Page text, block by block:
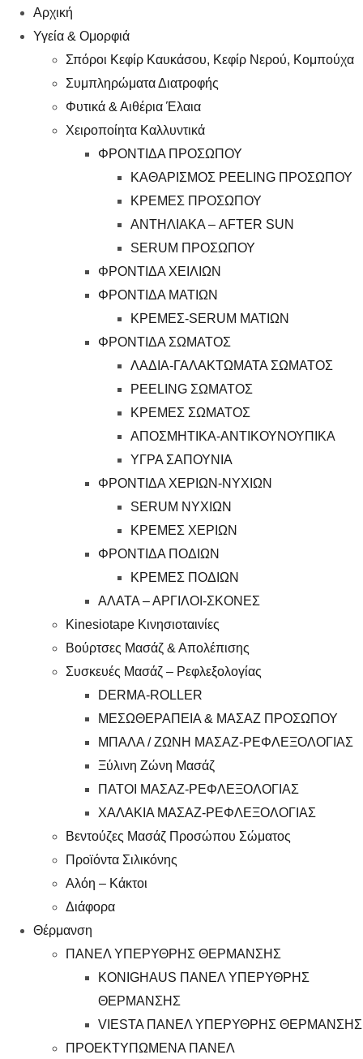
Αρχική
Υγεία & Ομορφιά
Σπόροι Κεφίρ Καυκάσου, Κεφίρ Νερού, Κομπούχα
Συμπληρώματα Διατροφής
Φυτικά & Αιθέρια Έλαια
Χειροποίητα Καλλυντικά
ΦΡΟΝΤΙΔΑ ΠΡΟΣΩΠΟΥ
ΚΑΘΑΡΙΣΜΟΣ PEELING ΠΡΟΣΩΠΟΥ
ΚΡΕΜΕΣ ΠΡΟΣΩΠΟΥ
ΑΝΤΗΛΙΑΚΑ – AFTER SUN
SERUM ΠΡΟΣΩΠΟΥ
ΦΡΟΝΤΙΔΑ ΧΕΙΛΙΩΝ
ΦΡΟΝΤΙΔΑ ΜΑΤΙΩΝ
ΚΡΕΜΕΣ-SERUM ΜΑΤΙΩΝ
ΦΡΟΝΤΙΔΑ ΣΩΜΑΤΟΣ
ΛΑΔΙΑ-ΓΑΛΑΚΤΩΜΑΤΑ ΣΩΜΑΤΟΣ
PEELING ΣΩΜΑΤΟΣ
ΚΡΕΜΕΣ ΣΩΜΑΤΟΣ
ΑΠΟΣΜΗΤΙΚΑ-ΑΝΤΙΚΟΥΝΟΥΠΙΚΑ
ΥΓΡΑ ΣΑΠΟΥΝΙΑ
ΦΡΟΝΤΙΔΑ ΧΕΡΙΩΝ-ΝΥΧΙΩΝ
SERUM ΝΥΧΙΩΝ
ΚΡΕΜΕΣ ΧΕΡΙΩΝ
ΦΡΟΝΤΙΔΑ ΠΟΔΙΩΝ
ΚΡΕΜΕΣ ΠΟΔΙΩΝ
ΑΛΑΤΑ – ΑΡΓΙΛΟΙ-ΣΚΟΝΕΣ
Kinesiotape Κινησιοταινίες
Βούρτσες Μασάζ & Απολέπισης
Συσκευές Μασάζ – Ρεφλεξολογίας
DERMA-ROLLER
ΜΕΣΩΘΕΡΑΠΕΙΑ & ΜΑΣΑΖ ΠΡΟΣΩΠΟΥ
ΜΠΑΛΑ / ΖΩΝΗ ΜΑΣΑΖ-ΡΕΦΛΕΞΟΛΟΓΙΑΣ
Ξύλινη Ζώνη Μασάζ
ΠΑΤΟΙ ΜΑΣΑΖ-ΡΕΦΛΕΞΟΛΟΓΙΑΣ
ΧΑΛΑΚΙΑ ΜΑΣΑΖ-ΡΕΦΛΕΞΟΛΟΓΙΑΣ
Βεντούζες Μασάζ Προσώπου Σώματος
Προϊόντα Σιλικόνης
Αλόη – Κάκτοι
Διάφορα
Θέρμανση
ΠΑΝΕΛ ΥΠΕΡΥΘΡΗΣ ΘΕΡΜΑΝΣΗΣ
KONIGHAUS ΠΑΝΕΛ ΥΠΕΡΥΘΡΗΣ
ΘΕΡΜΑΝΣΗΣ
VIESTA ΠΑΝΕΛ ΥΠΕΡΥΘΡΗΣ ΘΕΡΜΑΝΣΗΣ
ΠΡΟΕΚΤΥΠΩΜΕΝΑ ΠΑΝΕΛ